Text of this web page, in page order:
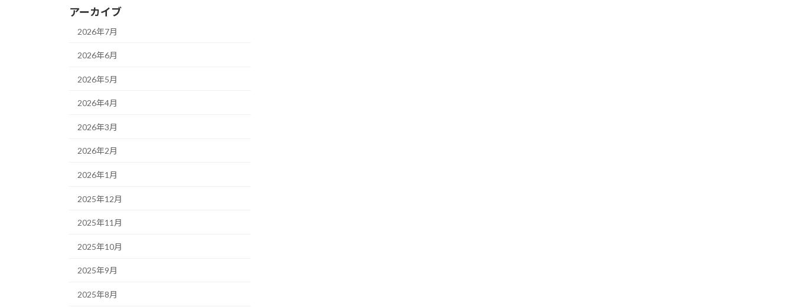
アーカイブ
2026年7月
2026年6月
2026年5月
2026年4月
2026年3月
2026年2月
2026年1月
2025年12月
2025年11月
2025年10月
2025年9月
2025年8月